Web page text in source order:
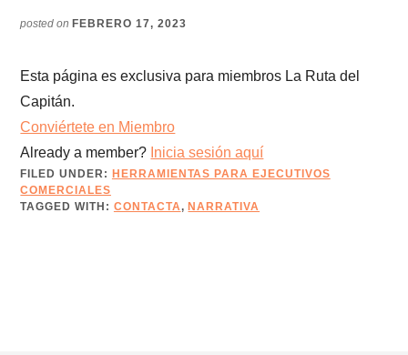
posted on FEBRERO 17, 2023
Esta página es exclusiva para miembros La Ruta del
Capitán.
Conviértete en Miembro
Already a member? Inicia sesión aquí
FILED UNDER: HERRAMIENTAS PARA EJECUTIVOS
COMERCIALES
TAGGED WITH: CONTACTA, NARRATIVA